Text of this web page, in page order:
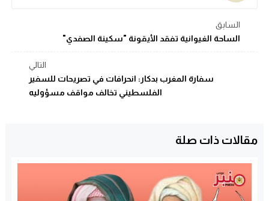
السابق
الساحة الغيوانية تفقد الأيقونة "سكينة الصفدي"
التالي
سفارة المغرب بدكار: انحرافات في تصريحات للسفير
الفلسطيني تخالف مواقف مسؤوليه
مقالات ذات صلة